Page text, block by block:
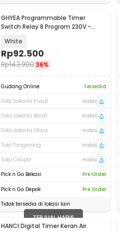
GHYEA Programmable Timer
Switch Relay 8 Program 230V -
White
Rp92.500
Rp143.900 36%
Gudang Online
Tersedia
Toko Jakarta Pusat
Habis
Toko Jakarta Barat
Habis
Toko Jakarta Utara
Habis
Toko Tangerang
Habis
Toko Cikupa
Habis
Pick n Go Bekasi
Pre Order
Pick n Go Depok
Pre Order
Tidak tersedia di lokasi lain
TERJUAL HABIS
HANCI Digital Timer Keran Air